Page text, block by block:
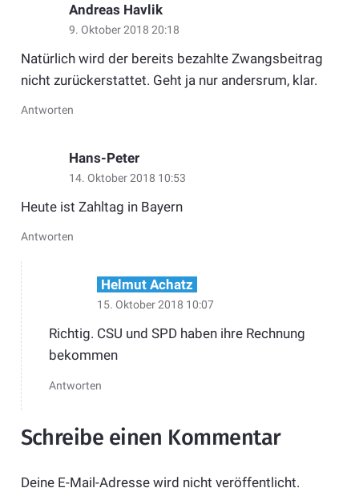
Andreas Havlik
9. Oktober 2018 20:18
Natürlich wird der bereits bezahlte Zwangsbeitrag
nicht zurückerstattet. Geht ja nur andersrum, klar.
Antworten
Hans-Peter
14. Oktober 2018 10:53
Heute ist Zahltag in Bayern
Antworten
Helmut Achatz
15. Oktober 2018 10:07
Richtig. CSU und SPD haben ihre Rechnung
bekommen
Antworten
Schreibe einen Kommentar
Deine E-Mail-Adresse wird nicht veröffentlicht.